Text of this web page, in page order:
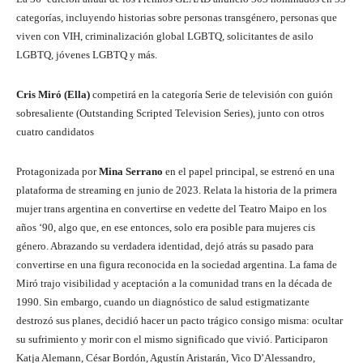
categorías, incluyendo historias sobre personas transgénero, personas que
viven con VIH, criminalización global LGBTQ, solicitantes de asilo
LGBTQ, jóvenes LGBTQ y más.
Cris Miró (Ella) competirá en la categoría Serie de televisión con guión
sobresaliente (Outstanding Scripted Television Series), junto con otros
cuatro candidatos
Protagonizada porMina Serrano en el papel principal, se estrenó en una
plataforma de streaming en junio de 2023. Relata la historia de la primera
mujer trans argentina en convertirse en vedette del Teatro Maipo en los
años ‘90, algo que, en ese entonces, solo era posible para mujeres cis
género. Abrazando su verdadera identidad, dejó atrás su pasado para
convertirse en una figura reconocida en la sociedad argentina. La fama de
Miró trajo visibilidad y aceptación a la comunidad trans en la década de
1990. Sin embargo, cuando un diagnóstico de salud estigmatizante
destrozó sus planes, decidió hacer un pacto trágico consigo misma: ocultar
su sufrimiento y morir con el mismo significado que vivió. Participaron
Katja Alemann, César Bordón, Agustín Aristarán, Vico D’Alessandro,